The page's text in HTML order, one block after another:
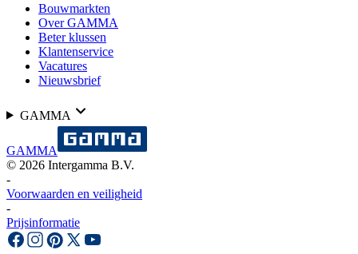
Bouwmarkten
Over GAMMA
Beter klussen
Klantenservice
Vacatures
Nieuwsbrief
GAMMA
GAMMA
© 2026 Intergamma B.V.
-
Voorwaarden en veiligheid
-
Prijsinformatie